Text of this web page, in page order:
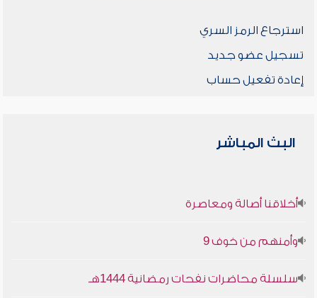
استرجاع الرمز السري
تسجيل عضو جديد
إعادة تفعيل حساب
البث المباشر
أخلاقنا أصالة ومعاصرة
وأمنهم من خوف 9
سلسلة محاضرات نفحات رمضانية 1444هـ